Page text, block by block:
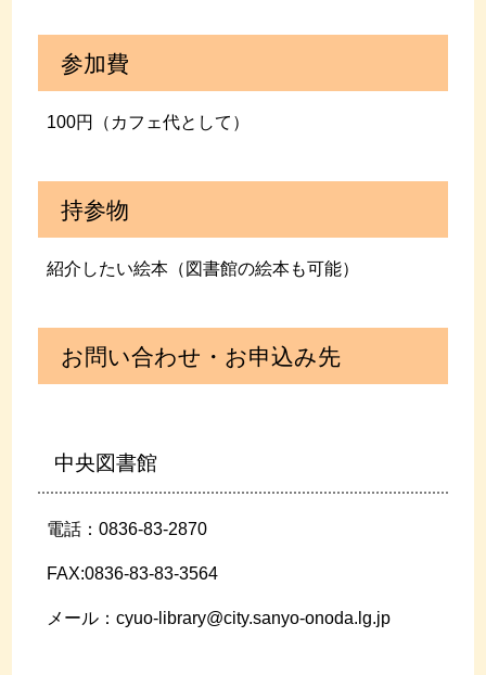
参加費
100円（カフェ代として）
持参物
紹介したい絵本（図書館の絵本も可能）
お問い合わせ・お申込み先
中央図書館
電話：0836-83-2870
FAX:0836-83-83-3564
メール：cyuo-library@city.sanyo-onoda.lg.jp